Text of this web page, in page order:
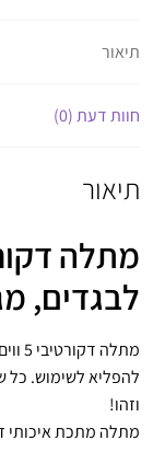
תיאור
חוות דעת (0)
תיאור
לבגדים,
להפליא לשימוש. כל
וזהו!
מתלה מתכת איכותי